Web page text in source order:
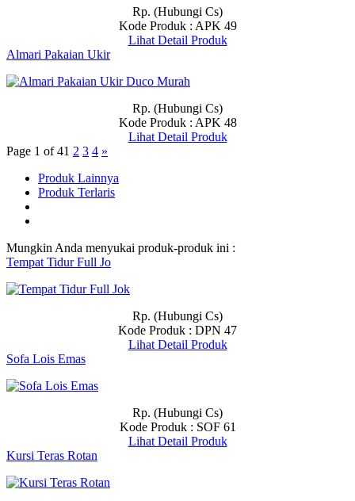
Rp. (Hubungi Cs)
Kode Produk : APK 49
Lihat Detail Produk
Almari Pakaian Ukir
Rp. (Hubungi Cs)
Kode Produk : APK 48
Lihat Detail Produk
Page 1 of 41 2 3 4 »
Produk Lainnya
Produk Terlaris
Mungkin Anda menyukai produk-produk ini :
Tempat Tidur Full Jo
Rp. (Hubungi Cs)
Kode Produk : DPN 47
Lihat Detail Produk
Sofa Lois Emas
Rp. (Hubungi Cs)
Kode Produk : SOF 61
Lihat Detail Produk
Kursi Teras Rotan